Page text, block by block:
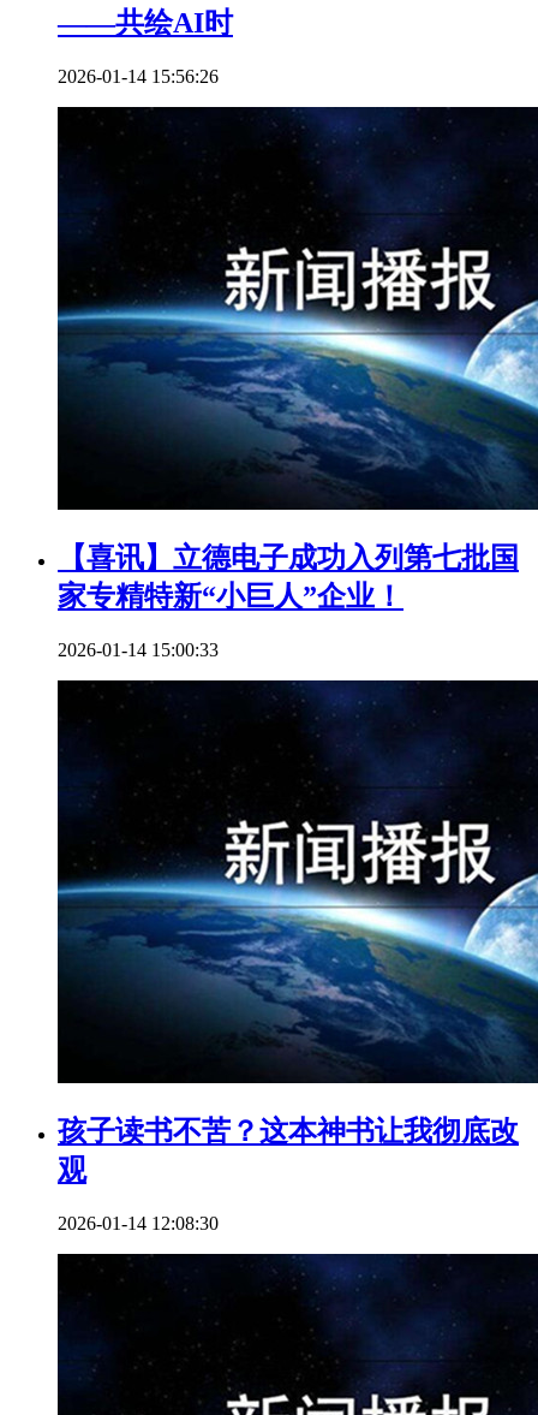
——共绘AI时
2026-01-14 15:56:26
【喜讯】立德电子成功入列第七批国
家专精特新“小巨人”企业！
2026-01-14 15:00:33
孩子读书不苦？这本神书让我彻底改
观
2026-01-14 12:08:30